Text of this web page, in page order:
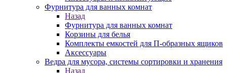
Фурнитура для ванных комнат
Назад
Фурнитура для ванных комнат
Корзины для белья
Комплекты емкостей для П-образных ящиков
Аксессуары
Ведра для мусора, системы сортировки и хранения
Назад